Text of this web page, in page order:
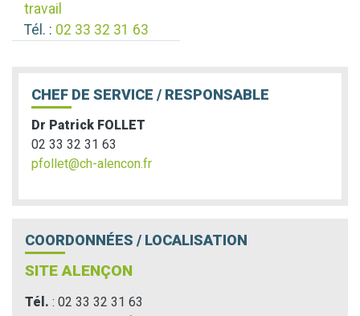
travail
Tél. : 02 33 32 31 63
CHEF DE SERVICE / RESPONSABLE
Dr Patrick FOLLET
02 33 32 31 63
pfollet@ch-alencon.fr
COORDONNÉES / LOCALISATION
SITE ALENÇON
Tél. : 02 33 32 31 63